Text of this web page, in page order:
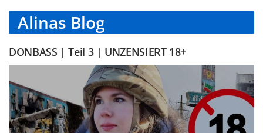
Alinas Blog
DONBASS | Teil 3 | UNZENSIERT 18+